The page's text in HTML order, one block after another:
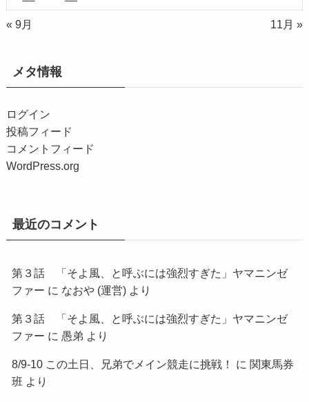
« 9月 11月 »
メタ情報
ログイン
投稿フィード
コメントフィード
WordPress.org
最近のコメント
第３話 「そよ風、と呼ぶには強烈すぎた」ヤマニンゼ
ファー に なおや (運営)より
第３話 「そよ風、と呼ぶには強烈すぎた」ヤマニンゼ
ファー に 愚弟 より
8/9-10 この土日、兄弟でメイン競走に挑戦！ に 関東馬券
班 より